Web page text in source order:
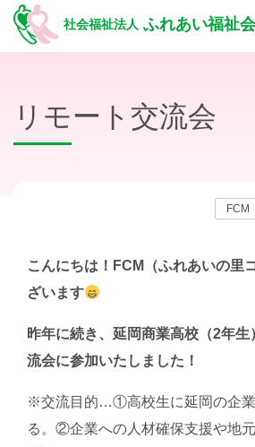
社会福祉法人 ふれあい福祉会
リモート交流会
FCM
こんにちは！FCM（ふれあいの里
ざいます
昨年に続き、延岡商業高校（2年
流会に参加いたしました！
※交流目的…①高校生に延岡の企
る。②企業への人材確保支援や地